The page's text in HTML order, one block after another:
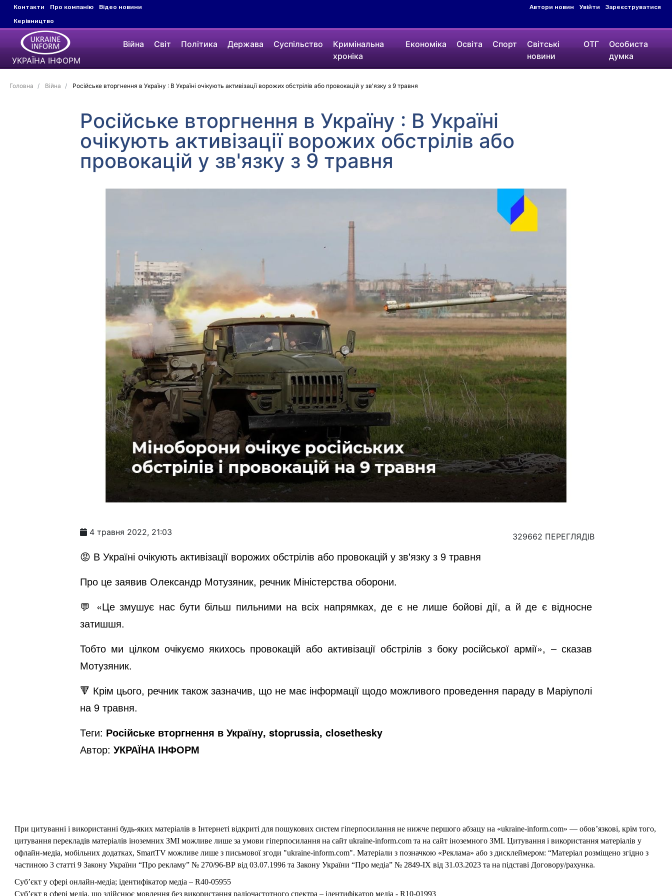
Контакти Про компанію
Відео новини
Керівництво
Автори новин Увійти Зареєструватися
УКРАЇНА ІНФОРМ
Війна Світ Політика Держава Суспільство
Кримінальна
хроніка
Економіка Освіта Спорт
Світські
новини
ОТГ
Особиста
думка
Головна Війна Російське вторгнення в Україну : В Україні очікують активізації ворожих обстрілів або провокацій у зв'язку з 9 травня
Російське вторгнення в Україну : В Україні
очікують активізації ворожих обстрілів або
провокацій у зв'язку з 9 травня
4 травня 2022, 21:03 329662 ПЕРЕГЛЯДІВ
😡 В Україні очікують активізації ворожих обстрілів або провокацій у зв'язку з 9 травня
Про це заявив Олександр Мотузяник, речник Міністерства оборони.
💬 «Це змушує нас бути більш пильними на всіх напрямках, де є не лише бойові дії, а й де є відносне
затишшя.
Тобто ми цілком очікуємо якихось провокацій або активізації обстрілів з боку російської армії», – сказав
Мотузяник.
🔻 Крім цього, речник також зазначив, що не має інформації щодо можливого проведення параду в Маріуполі
на 9 травня.
Теги: Російське вторгнення в Україну, stoprussia, closethesky
Автор: УКРАЇНА ІНФОРМ
При цитуванні і використанні будь-яких матеріалів в Інтернеті відкриті для пошукових систем гіперпосилання не нижче першого абзацу на «ukraine-inform.com» — обов’язкові, крім того,
цитування перекладів матеріалів іноземних ЗМІ можливе лише за умови гіперпосилання на сайт ukraine-inform.com та на сайт іноземного ЗМІ. Цитування і використання матеріалів у
офлайн-медіа, мобільних додатках, SmartTV можливе лише з письмової згоди "ukraine-inform.com". Матеріали з позначкою «Реклама» або з дисклеймером: “Матеріал розміщено згідно з
частиною 3 статті 9 Закону України “Про рекламу” № 270/96-ВР від 03.07.1996 та Закону України “Про медіа” № 2849-IX від 31.03.2023 та на підставі Договору/рахунка.
Суб’єкт у сфері онлайн-медіа; ідентифікатор медіа – R40-05955
Суб’єкт в сфері медіа, що здійснює мовлення без використання радіочастотного спектра – ідентифікатор медіа - R10-01993